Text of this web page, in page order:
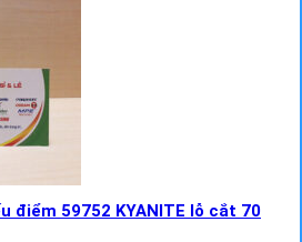
điểm 59752 KYANITE lỗ cắt 70